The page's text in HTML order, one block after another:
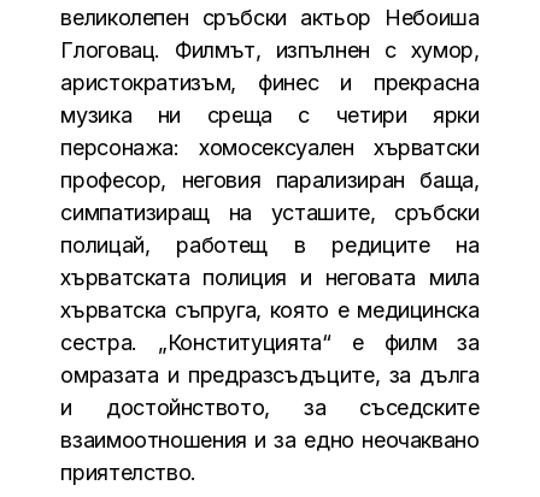
великолепен сръбски актьор Небоиша
Глоговац. Филмът, изпълнен с хумор,
аристократизъм, финес и прекрасна
музика ни среща с четири ярки
персонажа: хомосексуален хърватски
професор, неговия парализиран баща,
симпатизиращ на усташите, сръбски
полицай, работещ в редиците на
хърватската полиция и неговата мила
хърватска съпруга, която е медицинска
сестра. „Конституцията“ е филм за
омразата и предразсъдъците, за дълга
и достойнството, за съседските
взаимоотношения и за едно неочаквано
приятелство.